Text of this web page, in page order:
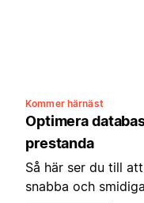
Kommer härnäst
Optimera
prestanda
Så här ser du till
snabba och